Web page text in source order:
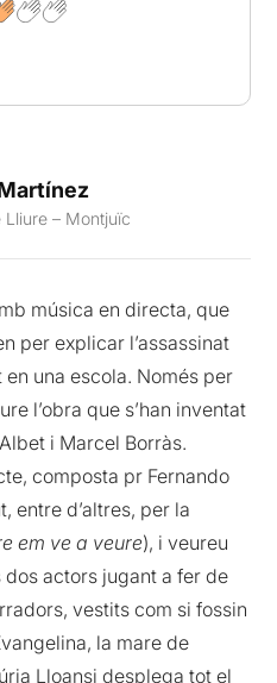
– Montjuïc
música en directa, que
per explicar l’assassinat
una escola. Només per
l’obra que s’han inventat
i Marcel Borràs.
composta pr Fernando
entre d’altres, per la
em ve a veure), i veureu
dos actors jugant a fer de
vestits com si fossin
la mare de
Lloansi desplega tot el